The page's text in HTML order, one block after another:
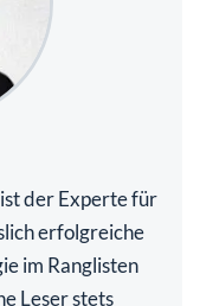
der Experte für
erfolgreiche
im Ranglisten
Leser stets